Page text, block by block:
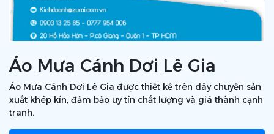
Áo Mưa Cánh Dơi Lê Gia
Áo Mưa Cánh Dơi Lê Gia được thiết kế trên dây chuyền sản
xuất khép kín, đảm bảo uy tín chất lượng và giá thành cạnh
tranh.